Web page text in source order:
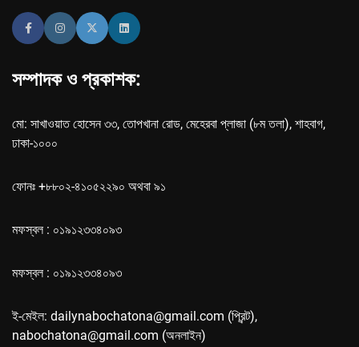
সম্পাদক ও প্রকাশক:
মো: সাখাওয়াত হোসেন ৩৩, তোপখানা রোড, মেহেরবা প্লাজা (৮ম তলা), শাহবাগ,
ঢাকা-১০০০
ফোনঃ +৮৮০২-৪১০৫২২৯০ অথবা ৯১
মফস্বল : ০১৯১২৩৩৪০৯৩
মফস্বল : ০১৯১২৩৩৪০৯৩
ই-মেইল: dailynabochatona@gmail.com (প্রিন্ট),
nabochatona@gmail.com (অনলাইন)